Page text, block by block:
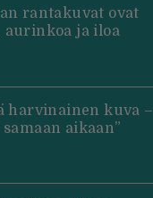
rantakuvat ovat
aurinkoa ja iloa
harvinainen kuva –
aikaan”